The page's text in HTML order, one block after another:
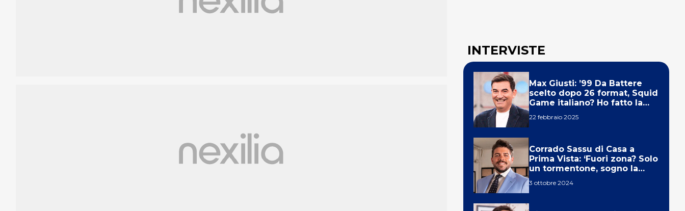
INTERVISTE
Max Giusti: ’99 Da Battere
scelto dopo 26 format, Squid
Game italiano? Ho fatto la
22 febbraio 2025
Corrado Sassu di Casa a
Prima Vista: ‘Fuori zona? Solo
un tormentone, sogno la
3 ottobre 2024